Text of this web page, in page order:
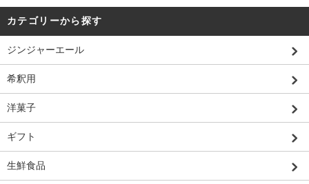
カテゴリーから探す
ジンジャーエール
希釈用
洋菓子
ギフト
生鮮食品